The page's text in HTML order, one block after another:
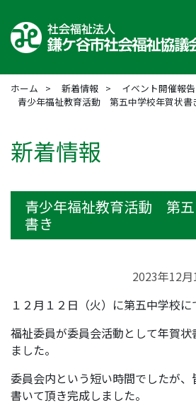
ホーム 新着情報
イベント開催報告
青少年福祉教育活動 第五中学校年賀状書
新着情報
青少年福祉教育活動 第
書き
2023年12月
１２月１２日（火）に第五中学校に
福祉委員が委員会活動として年賀
ました。
委員会内という短い時間でしたが
書いて頂き完成しました。